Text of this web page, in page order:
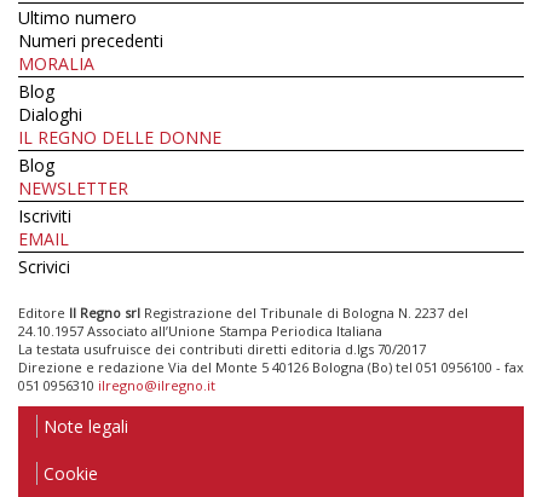
Ultimo numero
Numeri precedenti
MORALIA
Blog
Dialoghi
IL REGNO DELLE DONNE
Blog
NEWSLETTER
Iscriviti
EMAIL
Scrivici
Editore Il Regno srl Registrazione del Tribunale di Bologna N. 2237 del
24.10.1957 Associato all’Unione Stampa Periodica Italiana
La testata usufruisce dei contributi diretti editoria d.lgs 70/2017
Direzione e redazione Via del Monte 5 40126 Bologna (Bo) tel 051 0956100 - fax
051 0956310 ilregno@ilregno.it
Note legali
Cookie